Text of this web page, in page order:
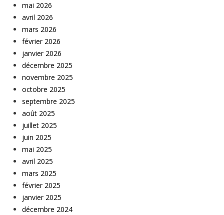
mai 2026
avril 2026
mars 2026
février 2026
janvier 2026
décembre 2025
novembre 2025
octobre 2025
septembre 2025
août 2025
juillet 2025
juin 2025
mai 2025
avril 2025
mars 2025
février 2025
janvier 2025
décembre 2024